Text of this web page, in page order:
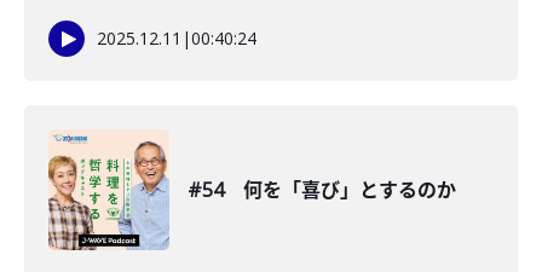
2025.12.11 |00:40:24
#54 何を「喜び」とするのか